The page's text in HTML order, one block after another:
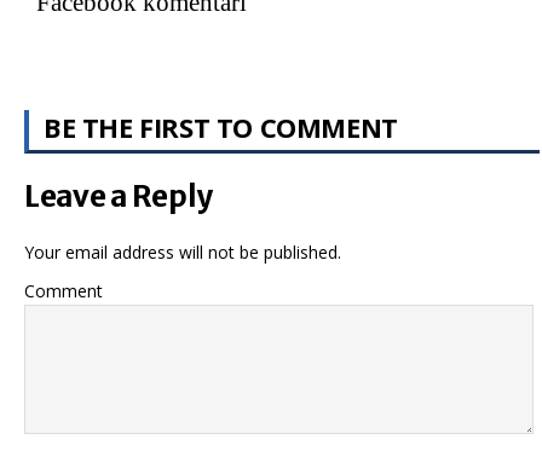
BE THE FIRST TO COMMENT
Leave a Reply
Your email address will not be published.
Comment